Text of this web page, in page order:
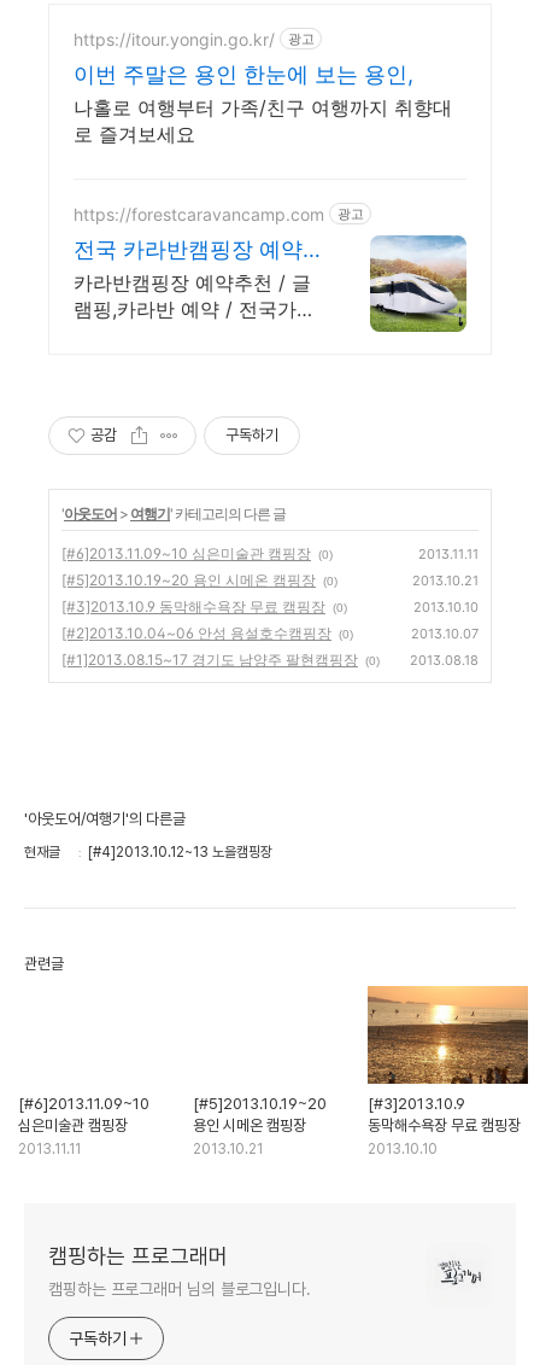
https://itour.yongin.go.kr/ 광고
이번 주말은 용인 한눈에 보는 용인,
나홀로 여행부터 가족/친구 여행까지 취향대
로 즐겨보세요
https://forestcaravancamp.com 광고
전국 카라반캠핑장 예약
추천
카라반캠핑장 예약추천 / 글
램핑,카라반 예약 / 전국가볼
공감 구독하기
'아웃도어 > 여행기' 카테고리의 다른 글
[#6]2013.11.09~10 심은미술관 캠핑장 (0) 2013.11.11
[#5]2013.10.19~20 용인 시메온 캠핑장 (0) 2013.10.21
[#3]2013.10.9 동막해수욕장 무료 캠핑장 (0) 2013.10.10
[#2]2013.10.04~06 안성 용설호수캠핑장 (0) 2013.10.07
[#1]2013.08.15~17 경기도 남양주 팔현캠핑장 (0) 2013.08.18
'아웃도어/여행기'의 다른글
현재글 [#4]2013.10.12~13 노을캠핑장
관련글
[#6]2013.11.09~10
심은미술관 캠핑장
2013.11.11
[#5]2013.10.19~20
용인 시메온 캠핑장
2013.10.21
[#3]2013.10.9
동막해수욕장 무료 캠핑장
2013.10.10
캠핑하는 프로그래머
캠핑하는 프로그래머 님의 블로그입니다.
구독하기